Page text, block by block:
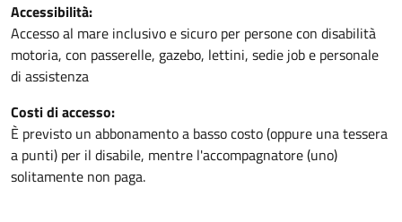
Accessibilità:
Accesso al mare inclusivo e sicuro per persone con disabilità
motoria, con passerelle, gazebo, lettini, sedie job e personale
di assistenza
Costi di accesso:
È previsto un abbonamento a basso costo (oppure una tessera
a punti) per il disabile, mentre l'accompagnatore (uno)
solitamente non paga.